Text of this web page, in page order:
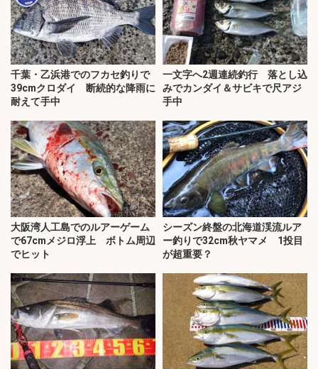
千葉・乙浜港でのフカセ釣りで
39cmクロダイ 断続的な降雨に
耐えて手中
一文字へ2週連続釣行 落とし込
みでカンダイ＆サビキで尺アジ
手中
大阪湾人工島でのルアーゲーム
で67cmメジロ浮上 ボトム周辺
でヒット
シーズン終盤の北海道渓流ルア
ー釣りで32cm秋ヤマメ 1投目
が超重要？